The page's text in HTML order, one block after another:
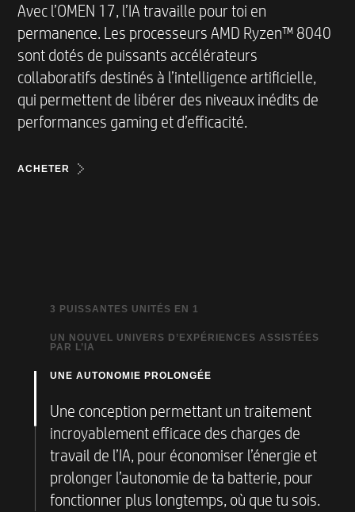
Avec l’OMEN 17, l’IA travaille pour toi en
permanence. Les processeurs AMD Ryzen™ 8040
sont dotés de puissants accélérateurs
collaboratifs destinés à l’intelligence artificielle,
qui permettent de libérer des niveaux inédits de
performances gaming et d’efficacité.
ACHETER
3 PUISSANTES UNITÉS EN 1
Unité de traitement neuronal: *NOUVEAU*
moteur d’IA dédié et optimisé pour un
efficace
Processeur graphique: carte graphique
AMD Radeon™, qui offre une large bande
passante aux performances de
l’intelligence artificielle
UN NOUVEL UNIVERS D’EXPÉRIENCES ASSISTÉES
PAR L’IA
Reste à la pointe de l’innovation, grâce aux
appels vidéo optimisés par l’IA, à la prise
de notes dynamique et à la création de
présentations, ainsi qu’à une bibliothèque
croissante d’applications d’IA générative.
UNE AUTONOMIE PROLONGÉE
Une conception permettant un traitement
incroyablement efficace des charges de
travail de l’IA, pour économiser l’énergie et
prolonger l’autonomie de ta batterie, pour
fonctionner plus longtemps, où que tu sois.